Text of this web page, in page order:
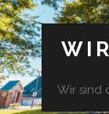
Wir sind